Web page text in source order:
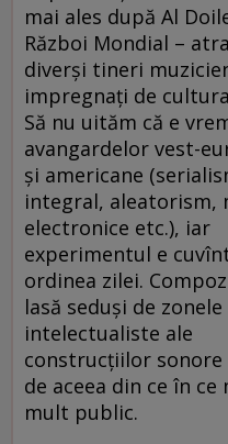
mai ales după Al
Război Mondial ­­–
diverși tineri
impregnați de
Să nu uităm că e
avangardelor vest-
și americane
integral, aleatorism,
electronice etc.), iar
experimentul e
ordinea zilei.
lasă seduși de zonele
intelectualiste ale
construcțiilor sonore
de aceea din ce în ce
mult public.